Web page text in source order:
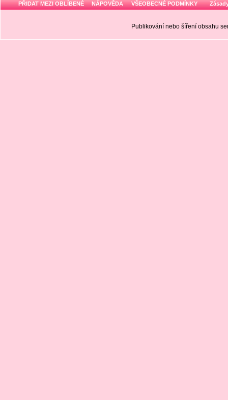
PŘIDAT MEZI OBLÍBENÉ NÁPOVĚDA VŠEOBECNÉ PODMÍNKY
Publikování nebo šíření obsahu